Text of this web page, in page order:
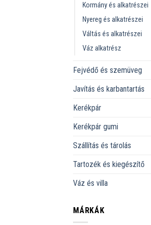
Kormány és alkatrészei
Nyereg és alkatrészei
Váltás és alkatrészei
Váz alkatrész
Fejvédő és szemüveg
Javítás és karbantartás
Kerékpár
Kerékpár gumi
Szállítás és tárolás
Tartozék és kiegészítő
Váz és villa
MÁRKÁK